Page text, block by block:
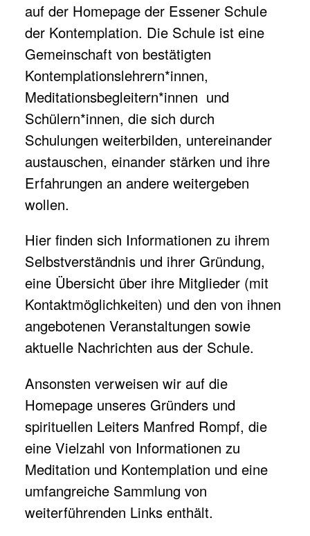
auf der Homepage der Essener Schule
der Kontemplation. Die Schule ist eine
Gemeinschaft von bestätigten
Kontemplationslehrern*innen,
Meditationsbegleitern*innen und
Schülern*innen, die sich durch
Schulungen weiterbilden, untereinander
austauschen, einander stärken und ihre
Erfahrungen an andere weitergeben
wollen.
Hier finden sich Informationen zu ihrem
Selbstverständnis und ihrer Gründung,
eine Übersicht über ihre Mitglieder (mit
Kontaktmöglichkeiten) und den von ihnen
angebotenen Veranstaltungen sowie
aktuelle Nachrichten aus der Schule.
Ansonsten verweisen wir auf die
Homepage unseres Gründers und
spirituellen Leiters Manfred Rompf, die
eine Vielzahl von Informationen zu
Meditation und Kontemplation und eine
umfangreiche Sammlung von
weiterführenden Links enthält.